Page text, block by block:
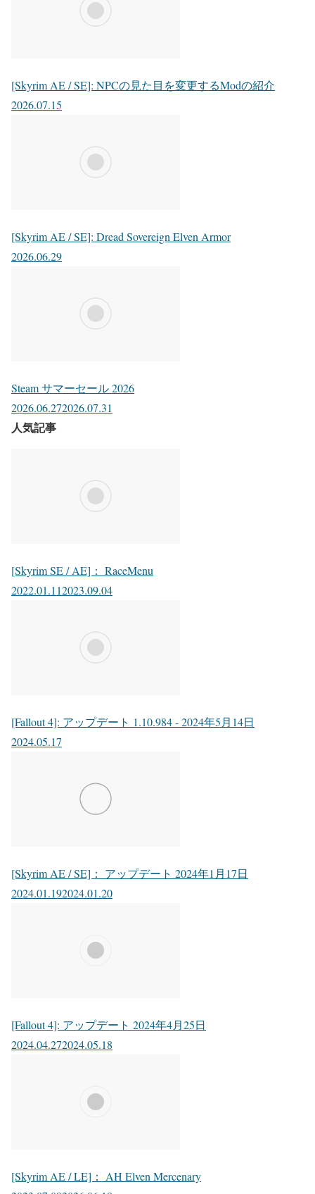
[Skyrim AE / SE]: NPCの見た目を変更するModの紹介
2026.07.15
[Skyrim AE / SE]: Dread Sovereign Elven Armor
2026.06.29
Steam サマーセール 2026
2026.06.272026.07.31
人気記事
[Skyrim SE / AE]： RaceMenu
2022.01.112023.09.04
[Fallout 4]: アップデート 1.10.984 - 2024年5月14日
2024.05.17
[Skyrim AE / SE]： アップデート 2024年1月17日
2024.01.192024.01.20
[Fallout 4]: アップデート 2024年4月25日
2024.04.272024.05.18
[Skyrim AE / LE]： AH Elven Mercenary